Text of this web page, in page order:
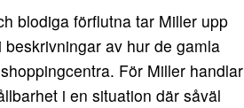
blodiga förflutna tar Miller upp
av hur de gamla
För Miller handlar
i en situation där såväl